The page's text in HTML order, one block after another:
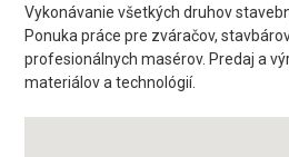
Vykonávanie všetkých druhov
Ponuka práce pre zváračov,
profesionálnych masérov. Predaj a
materiálov a technológií.